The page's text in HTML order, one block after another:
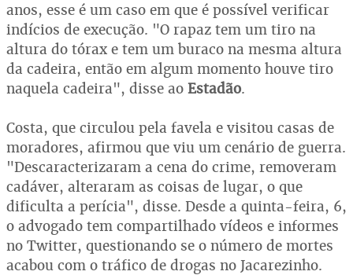
anos, esse é um caso em que é possível verificar
indícios de execução. "O rapaz tem um tiro na
altura do tórax e tem um buraco na mesma altura
da cadeira, então em algum momento houve tiro
naquela cadeira", disse ao Estadão.
Costa, que circulou pela favela e visitou casas de
moradores, afirmou que viu um cenário de guerra.
"Descaracterizaram a cena do crime, removeram
cadáver, alteraram as coisas de lugar, o que
dificulta a perícia", disse. Desde a quinta-feira, 6,
o advogado tem compartilhado vídeos e informes
no Twitter, questionando se o número de mortes
acabou com o tráfico de drogas no Jacarezinho.